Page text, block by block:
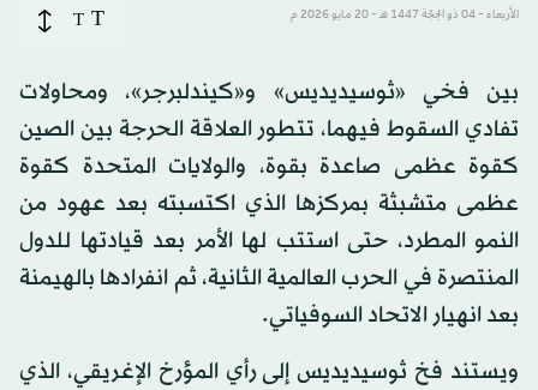
الأربعاء - 04 ذو الحِجّة 1447 هـ - 20 مايو 2026 م T
T
بين فخي «ثوسيديديس» و«كيندلبرجر»، ومحاولات
تفادي السقوط فيهما، تتطور العلاقة الحرجة بين الصين
كقوة عظمى صاعدة بقوة، والولايات المتحدة كقوة
عظمى متشبثة بمركزها الذي اكتسبته بعد عهود من
النمو المطرد، حتى استتب لها الأمر بعد قيادتها للدول
المنتصرة في الحرب العالمية الثانية، ثم انفرادها بالهيمنة
بعد انهيار الاتحاد السوفياتي.
ويستند فخ ثوسيديديس إلى رأي المؤرخ الإغريقي، الذي